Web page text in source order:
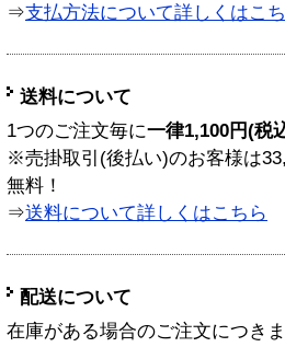
⇒支払方法について詳しくはこ
送料について
1つのご注文毎に一律1,100円(税
※売掛取引(後払い)のお客様は
無料！
⇒送料について詳しくはこちら
配送について
在庫がある場合のご注文につき